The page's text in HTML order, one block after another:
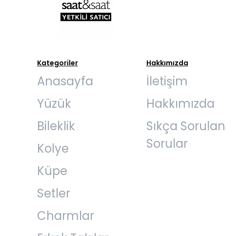
Kategoriler
Anasayfa
Yüzük
Bileklik
Kolye
Küpe
Setler
Charmlar
Hakkımızda
İletişim
Hakkımızda
Sıkça Sorulan
Sorular